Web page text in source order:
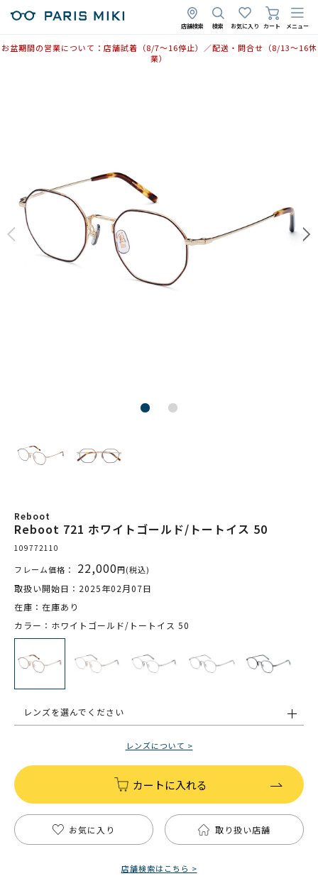
店舗検索 検索 お気に入り カート メニュー
お盆期間の営業について：店舗試着（8/7〜16停止）／配送・問合せ（8/13〜16休
業）
Reboot
Reboot 721 ホワイトゴールド/トートイス 50
109772110
フレーム価格： 22,000円(税込)
取扱い開始日：2025年02月07日
在庫：在庫あり
カラー：ホワイトゴールド/トートイス 50
レンズを選んでください
レンズについて >
カートに入れる
お気に入り 取り扱い店舗
店舗検索はこちら >